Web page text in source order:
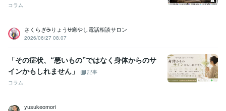
コラム
さくらぎ☕りょう⛎癒やし電話相談サロン
2026/06/27 08:07
「その症状、“悪いもの”ではなく身体からのサ
インかもしれません」
記事
コラム
yusukeomori